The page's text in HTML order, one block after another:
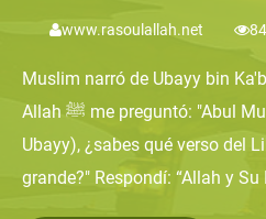
www.rasoulallah.net
Muslim narró de Ubayy bin
Allah ﷺ me preguntó: "Abul Mundhir (este es el Kunya de
Ubayy), ¿sabes qué verso del
grande?" Respondí: “Allah y
Volvió a preguntar: “Abul